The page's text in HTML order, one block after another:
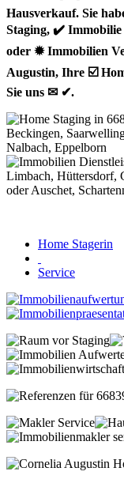
Hausverkauf. Sie
Staging, ✔️
oder ✹ Immobilien
Augustin, Ihre ☑️
Sie uns ✉ ✔.
Home Stagerin
Service